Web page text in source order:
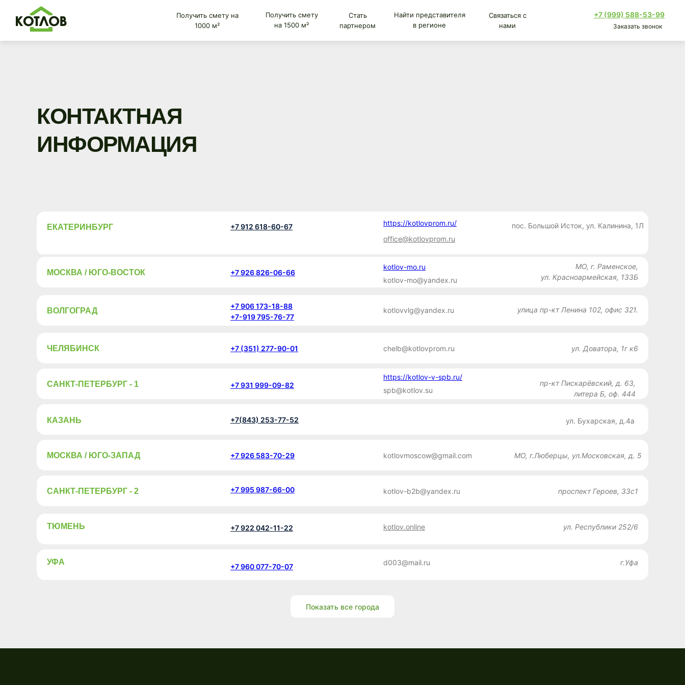
Заказать звонок
+7 (999) 588-53-99
Связаться с
нами
Найти представителя
в регионе
Стать
партнером
Получить смету
на 1500 м²
Получить смету на
1000 м²
КОНТАКТНАЯ
ИНФОРМАЦИЯ
ЕКАТЕРИНБУРГ
+7 912 618-60-67
office@kotlovprom.ru
https://kotlovprom.ru/ пос. Большой Исток, ул. Калинина, 1Л
МОСКВА / ЮГО-ВОСТОК
+7 926 826-06-66
kotlov-mo@yandex.ru
kotlov-mo.ru
МО, г. Раменское,
ул. Красноармейская, 133Б
ВОЛГОГРАД
+7 906 173-18-88
+7-919 795-76-77
kotlovvlg@yandex.ru улица пр-кт Ленина 102, офис 321.
ЧЕЛЯБИНСК +7 (351) 277-90-01 chelb@kotlovprom.ru ул. Доватора, 1г к6
САНКТ-ПЕТЕРБУРГ - 1 +7 931 999-09-82
spb@kotlov.su
https://kotlov-v-spb.ru/
пр-кт Пискарёвский, д. 63,
литера Б, оф. 444
КАЗАНЬ +7(843) 253-77-52 ул. Бухарская, д.4а
МОСКВА / ЮГО-ЗАПАД +7 926 583-70-29 kotlovmoscow@gmail.com МО, г.Люберцы, ул.Московская, д. 5
САНКТ-ПЕТЕРБУРГ - 2 +7 995 987-66-00 kotlov-b2b@yandex.ru проспект Героев, 33с1
ТЮМЕНЬ +7 922 042-11-22 kotlov.online ул. Республики 252/6
УФА +7 960 077-70-07 d003@mail.ru г.Уфа
Показать все города